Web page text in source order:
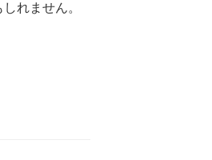
れません。